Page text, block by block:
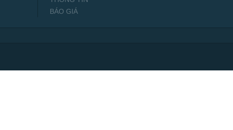
BÁO GIÁ